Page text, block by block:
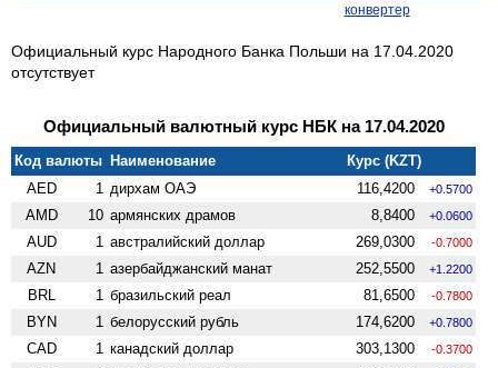
конвертер
Официальный курс Народного Банка Польши на 17.04.2020
отсутствует
Официальный валютный курс НБК на 17.04.2020
Код валюты Наименование
Курс (KZT)
AED
1 дирхам ОАЭ 116,4200 +0.5700
AMD 10 армянских драмов 8,8400 +0.0600
AUD 1 австралийский доллар 269,0300 -0.7000
AZN 1 азербайджанский манат 252,5500 +1.2200
BRL 1 бразильский реал 81,6500 -0.7800
BYN 1 белорусский рубль 174,6200 +0.7800
CAD 1 канадский доллар 303,1300 -0.3700